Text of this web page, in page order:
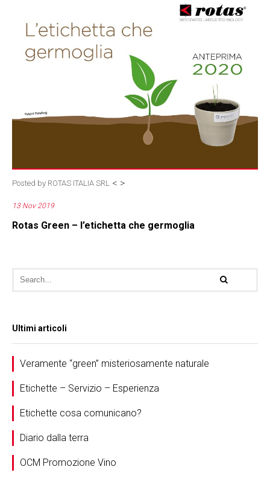
<
Posted by ROTAS ITALIA SRL >
13 Nov 2019
Rotas Green – l’etichetta che germoglia
Ultimi articoli
Veramente “green” misteriosamente naturale
Etichette – Servizio – Esperienza
Etichette cosa comunicano?
Diario dalla terra
OCM Promozione Vino